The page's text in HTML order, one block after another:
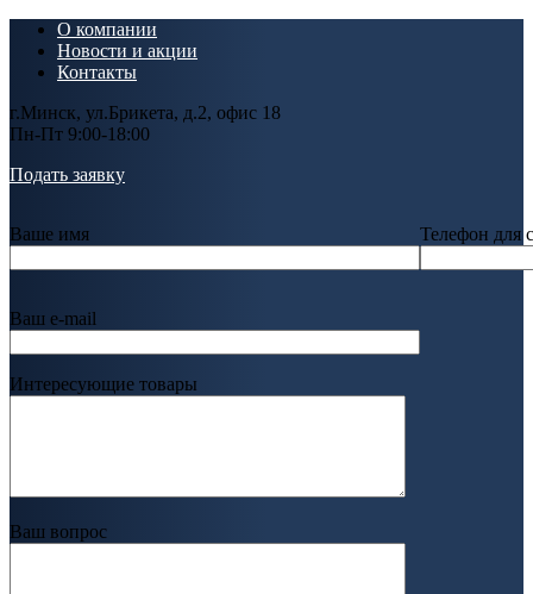
О компании
Новости и акции
Контакты
г.Минск, ул.Брикета, д.2, офис 18
Пн-Пт 9:00-18:00
Подать заявку
Ваше имя Телефон для
Ваш e-mail
Интересующие товары
Ваш вопрос